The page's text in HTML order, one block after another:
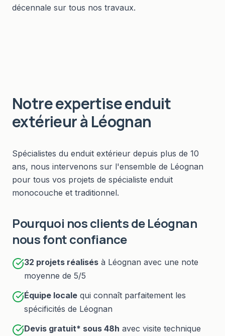
décennale sur tous nos travaux.
Notre expertiseenduit
extérieurà Léognan
Spécialistes du enduit extérieur depuis plus de 10
ans, nous intervenons sur l'ensemble de Léognan
pour tous vos projets de spécialiste enduit
monocouche et traditionnel.
Pourquoi nos clients deLéognan
nous font confiance
32 projets réalisés à Léognan avec une note
moyenne de 5/5
Équipe locale qui connaît parfaitement les
spécificités de Léognan
Devis gratuit* sous 48h avec visite technique